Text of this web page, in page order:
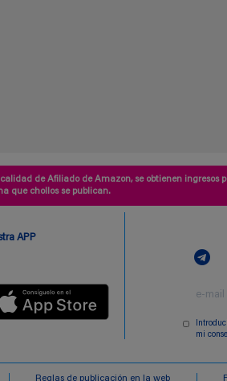
de Afiliado de Amazon, se obtienen ingresos
que chollos se publican.
APP
mi
Reglas de publicación en la web